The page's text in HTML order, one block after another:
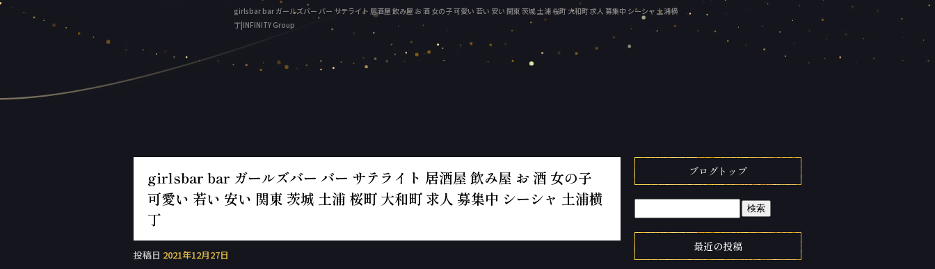
girlsbar bar ガールズバー バー サテライト 居酒屋 飲み屋 お 酒 女の子 可愛い 若い 安い 関東 茨城 土浦 桜町 大和町 求人 募集中 シーシャ 土浦横
丁|INFINITY Group
girlsbar bar ガールズバー バー サテライト 居酒屋 飲み屋 お 酒 女の子
可愛い 若い 安い 関東 茨城 土浦 桜町 大和町 求人 募集中 シーシャ 土浦横
丁
投稿日 2021年12月27日
ブログトップ
最近の投稿